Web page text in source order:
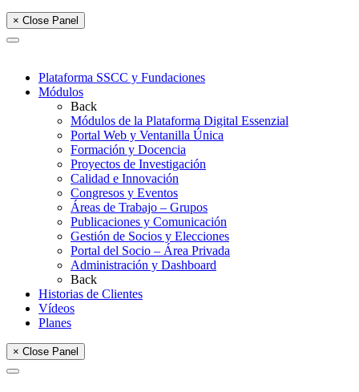
× Close Panel
Plataforma SSCC y Fundaciones
Módulos
Back
Módulos de la Plataforma Digital Essenzial
Portal Web y Ventanilla Única
Formación y Docencia
Proyectos de Investigación
Calidad e Innovación
Congresos y Eventos
Áreas de Trabajo – Grupos
Publicaciones y Comunicación
Gestión de Socios y Elecciones
Portal del Socio – Área Privada
Administración y Dashboard
Back
Historias de Clientes
Vídeos
Planes
× Close Panel